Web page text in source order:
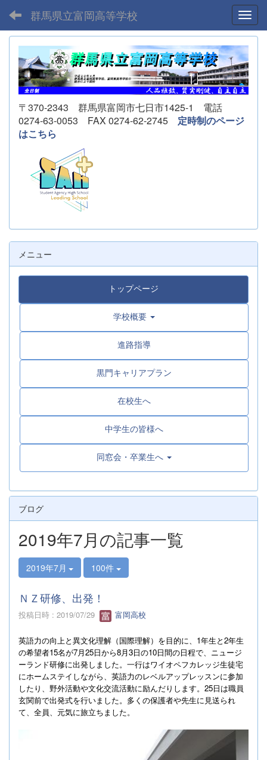
群馬県立富岡高等学校
〒370-2343 群馬県富岡市七日市1425-1 電話
0274-63-0053 FAX 0274-62-2745 定時制のページ
はこちら
メニュー
トップページ
学校概要
進路指導
黒門キャリアプラン
在校生へ
中学生の皆様へ
同窓会・卒業生へ
ブログ
2019年7月の記事一覧
2019年7月 100件
ＮＺ研修、出発！
投稿日時 : 2019/07/29 富岡高校
英語力の向上と異文化理解（国際理解）を目的に、 1年生と2年生
の希望者15名が7月25日から8月3日の10日間の日程で、ニュージ
ーランド研修に出発しました。一行はワイオペフカレッジ生徒宅
にホームステイしながら、英語力のレベルアップレッスンに参加
したり、野外活動や文化交流活動に励んだりします。 25日は職員
玄関前で出発式を行いました。多くの保護者や先生に見送られ
て、全員、元気に旅立ちました。